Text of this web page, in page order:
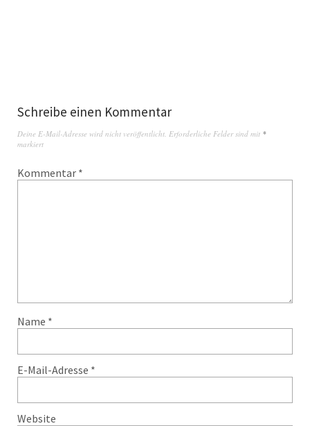
Schreibe einen Kommentar
Deine E-Mail-Adresse wird nicht veröffentlicht. Erforderliche Felder sind mit *
markiert
Kommentar *
Name *
E-Mail-Adresse *
Website